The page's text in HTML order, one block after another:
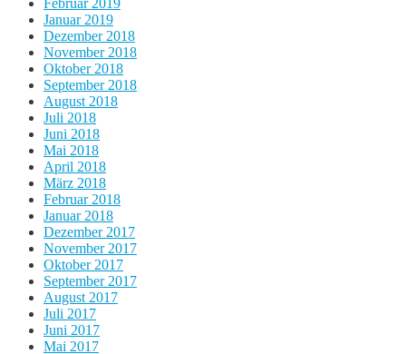
Februar 2019
Januar 2019
Dezember 2018
November 2018
Oktober 2018
September 2018
August 2018
Juli 2018
Juni 2018
Mai 2018
April 2018
März 2018
Februar 2018
Januar 2018
Dezember 2017
November 2017
Oktober 2017
September 2017
August 2017
Juli 2017
Juni 2017
Mai 2017